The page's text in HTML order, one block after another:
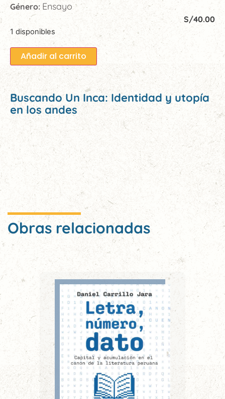
Género: Ensayo
S/40.00
1 disponibles
Añadir al carrito
Buscando Un Inca: Identidad y utopía
en los andes
Obras relacionadas